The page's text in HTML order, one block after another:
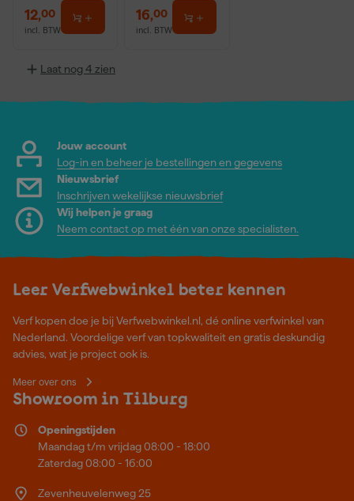
12,00
incl. BTW
16,00
incl. BTW
Laat nog 4 zien
Jouw account
Log-in en beheer je bestellingen en gegevens
Nieuwsbrief
Inschrijven wekelijkse nieuwsbrief
Wij helpen je graag
Neem contact op met één van onze specialisten.
Leer Verfwebwinkel beter kennen
Verf kopen doe je bij Verfwebwinkel.nl, dé online verfwinkel van
Nederland. Voordelige verf van topkwaliteit en gratis deskundig
advies, wat je project ook is.
Meer over ons
Showroom in Tilburg
Openingstijden
Maandag t/m vrijdag 08:00 - 18:00
Zaterdag 08:00 - 16:00
Zevenheuvelenweg 25